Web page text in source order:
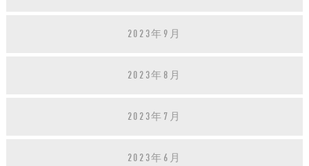
2023年9月
2023年8月
2023年7月
2023年6月